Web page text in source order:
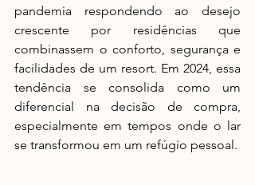
pandemia respondendo ao desejo
crescente por residências que
combinassem o conforto, segurança e
facilidades de um resort. Em 2024, essa
tendência se consolida como um
diferencial na decisão de compra,
especialmente em tempos onde o lar
se transformou em um refúgio pessoal.